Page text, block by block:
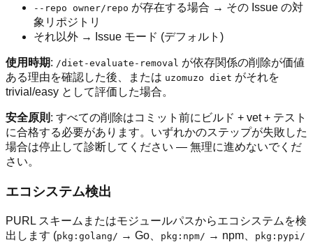
--repo owner/repo が存在する場合 → その Issue の対
象リポジトリ
それ以外 → Issue モード (デフォルト)
使用時期: /diet-evaluate-removal が依存関係の削除が価値
ある理由を確認した後、または uzomuzo diet がそれを
trivial/easy として評価した場合。
安全原則 : すべての削除はコミット前にビルド + vet + テスト
に合格する必要があります。いずれかのステップが失敗した
場合は停止して診断してください — 無理に進めないでくだ
さい。
エコシステム検出
PURL スキームまたはモジュールパスからエコシステムを検
出します (pkg:golang/ → Go、 pkg:npm/ → npm、 pkg:pypi/